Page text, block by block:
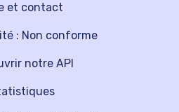
notre API
et contact
: Non conforme